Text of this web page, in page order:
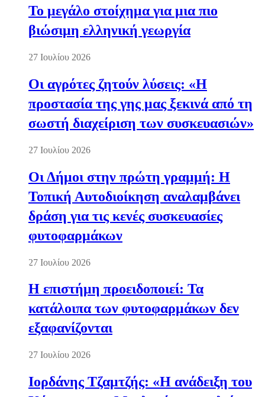
Το μεγάλο στοίχημα για μια πιο
βιώσιμη ελληνική γεωργία
27 Ιουλίου 2026
Οι αγρότες ζητούν λύσεις: «Η
προστασία της γης μας ξεκινά από τη
σωστή διαχείριση των συσκευασιών»
27 Ιουλίου 2026
Οι Δήμοι στην πρώτη γραμμή: Η
Τοπική Αυτοδιοίκηση αναλαμβάνει
δράση για τις κενές συσκευασίες
φυτοφαρμάκων
27 Ιουλίου 2026
Η επιστήμη προειδοποιεί: Τα
κατάλοιπα των φυτοφαρμάκων δεν
εξαφανίζονται
27 Ιουλίου 2026
Ιορδάνης Τζαμτζής: «Η ανάδειξη του